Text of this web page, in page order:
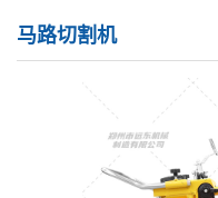
马路切割机